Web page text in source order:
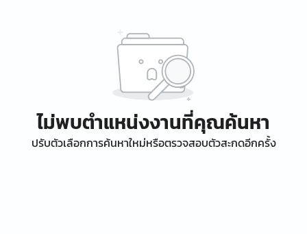
ไม่พบตำแหน่งงานที่คุณค้นหา
ปรับตัวเลือกการค้นหาใหม่หรือตรวจสอบตัวสะกดอีกครั้ง